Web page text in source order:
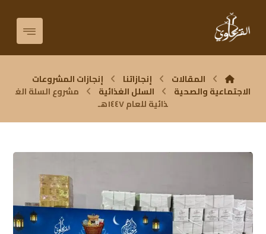
المقالات إنجازاتنا
إنجازات المشروعات
الاجتماعية والصحية
السلل الغذائية
مشروع السلة الغ
ذائية للعام ١٤٤٧هـ